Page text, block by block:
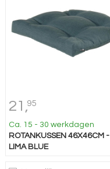
21,95
Ca. 15 - 30 werkdagen
ROTANKUSSEN 46X46CM -
LIMA BLUE